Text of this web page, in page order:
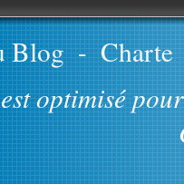
Blog - Charte
optimisé